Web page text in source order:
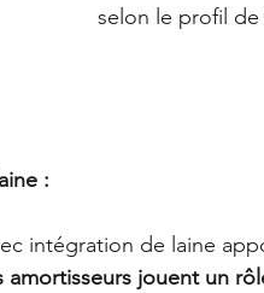
selon le profil
:
intégration de laine
amortisseurs jouent un